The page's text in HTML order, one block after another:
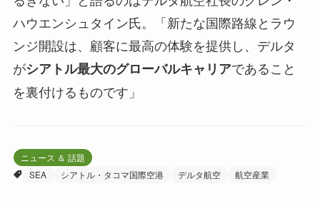
ハウエンシュタイン氏。「新たな国際路線とラウ
ンジ開設は、顧客に最高の体験を提供し、デルタ
がシアトル最大のグローバルキャリアであること
を裏付けるものです」
ニュース ＆ 話題
SEA
シアトル・タコマ国際空港 デルタ航空 航空産業